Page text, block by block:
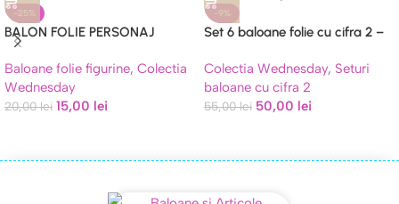
-25%
BALON FOLIE PERSONAJ
WEDNESDAY ADDAMS 70 CM
Baloane folie figurine, Colectia
Wednesday
20,00lei 15,00 lei
-9%
Set 6 baloane folie cu cifra 2 –
Colectia Wednesday, Seturi
baloane cu cifra 2
55,00lei 50,00 lei